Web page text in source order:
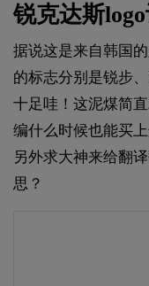
锐克达斯
据说这是来自韩国
的标志分别是锐步
十足哇！这泥煤简
编什么时候也能买
另外求大神来给翻
思？